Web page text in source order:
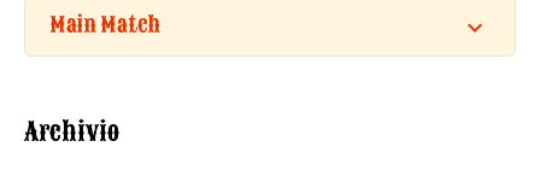
Main Match
Archivio